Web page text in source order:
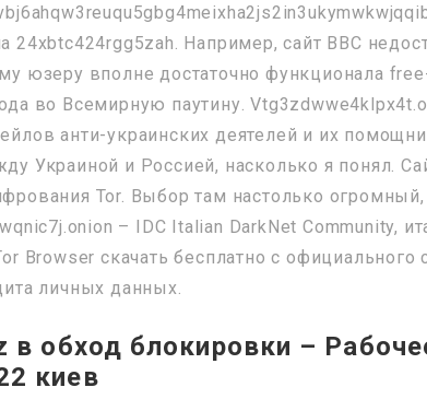
24xbtc424rgg5zah. Например, сайт BBC
юзеру вполне достаточно функционала
во Всемирную паутину.
анти-украинских деятелей и их
Украиной и Россией, насколько я понял.
Tor. Выбор там настолько огромный,
– IDC Italian DarkNet Community,
Browser скачать бесплатно с официального
личных данных.
в обход блокировки –
киев